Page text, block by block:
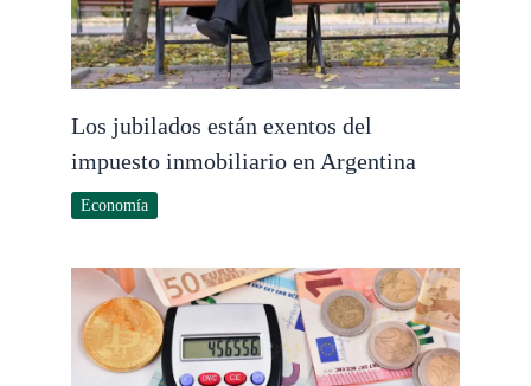
Los jubilados están exentos del
impuesto inmobiliario en Argentina
Economía